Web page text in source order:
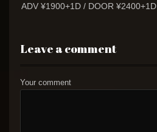
ADV ¥1900+1D / DOOR ¥2400+1D
Leave a comment
Your comment